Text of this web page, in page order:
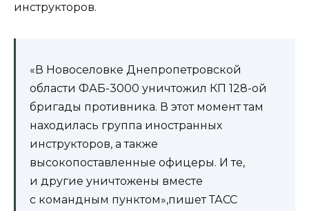
инструкторов.
«В Новоселовке Днепропетровской
области ФАБ-3000 уничтожил КП 128-ой
бригады противника. В этот момент там
находилась группа иностранных
инструкторов, а также
высокопоставленные офицеры. И те,
и другие уничтожены вместе
с командным пунктом»,пишет ТАСС